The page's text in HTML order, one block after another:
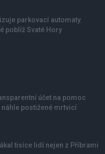
parkovací automaty.
poblíž Svaté Hory
účet na pomoc
postižené mrtvicí
tisíce lidí nejen z Příbrami